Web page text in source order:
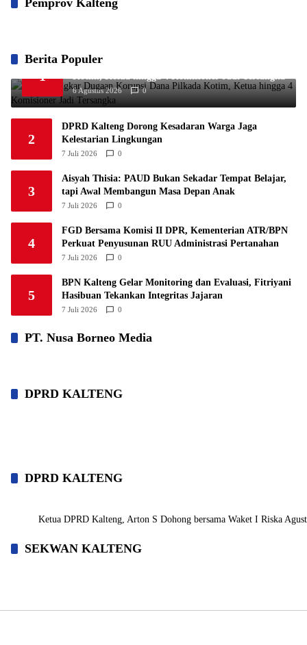
Pemprov Kalteng
Berita Populer
1
Kejati Bongkar Dugaan Korupsi Dana Pilkada
Kotim, Ketua hingga 4 Komisioner Jadi Tersangka
6 Agustus 2026 0
2
DPRD Kalteng Dorong Kesadaran Warga Jaga
Kelestarian Lingkungan
7 Juli 2026 0
3
Aisyah Thisia: PAUD Bukan Sekadar Tempat Belajar,
tapi Awal Membangun Masa Depan Anak
7 Juli 2026 0
4
FGD Bersama Komisi II DPR, Kementerian ATR/BPN
Perkuat Penyusunan RUU Administrasi Pertanahan
7 Juli 2026 0
5
BPN Kalteng Gelar Monitoring dan Evaluasi, Fitriyani
Hasibuan Tekankan Integritas Jajaran
7 Juli 2026 0
PT. Nusa Borneo Media
DPRD KALTENG
DPRD KALTENG
Ketua DPRD Kalteng, Arton S Dohong bersama Waket I Riska
SEKWAN KALTENG